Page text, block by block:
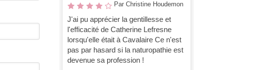
Par Christine Houdemon
J'ai pu apprécier la gentillesse et
l'efficacité de Catherine Lefresne
lorsqu'elle était à Cavalaire Ce n'est
pas par hasard si la naturopathie est
devenue sa profession !